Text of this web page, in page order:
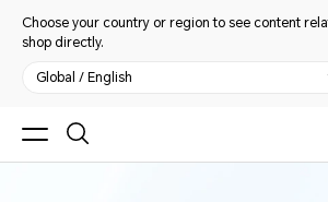
Choose your country or region to see content
shop directly.
Global / English